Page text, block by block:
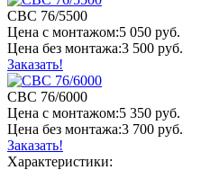
СВС 76/5500
Цена с монтажом:5 050 руб.
Цена без монтажа:3 500 руб.
Заказать!
СВС 76/6000
Цена с монтажом:5 350 руб.
Цена без монтажа:3 700 руб.
Заказать!
Характеристики: